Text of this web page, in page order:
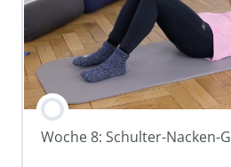
Woche 8: Schulter-Nacken-